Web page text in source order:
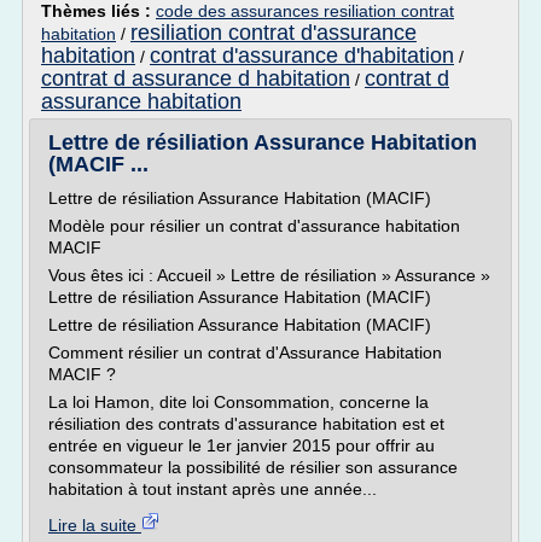
Thèmes liés : code des assurances resiliation contrat
habitation / resiliation contrat d'assurance
habitation / contrat d'assurance d'habitation /
contrat d assurance d habitation / contrat d
assurance habitation
Lettre de résiliation Assurance Habitation
(MACIF ...
Lettre de résiliation Assurance Habitation (MACIF)
Modèle pour résilier un contrat d'assurance habitation
MACIF
Vous êtes ici : Accueil » Lettre de résiliation » Assurance »
Lettre de résiliation Assurance Habitation (MACIF)
Lettre de résiliation Assurance Habitation (MACIF)
Comment résilier un contrat d'Assurance Habitation
MACIF ?
La loi Hamon, dite loi Consommation, concerne la
résiliation des contrats d'assurance habitation est et
entrée en vigueur le 1er janvier 2015 pour offrir au
consommateur la possibilité de résilier son assurance
habitation à tout instant après une année...
Lire la suite